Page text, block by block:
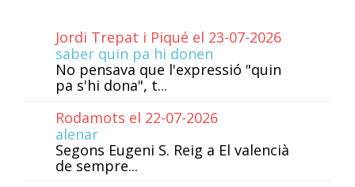
Jordi Trepat i Piqué el 23-07-2026
saber quin pa hi donen
No pensava que l'expressió "quin
pa s'hi dona", t...
Rodamots el 22-07-2026
alenar
Segons Eugeni S. Reig a El valencià
de sempre...